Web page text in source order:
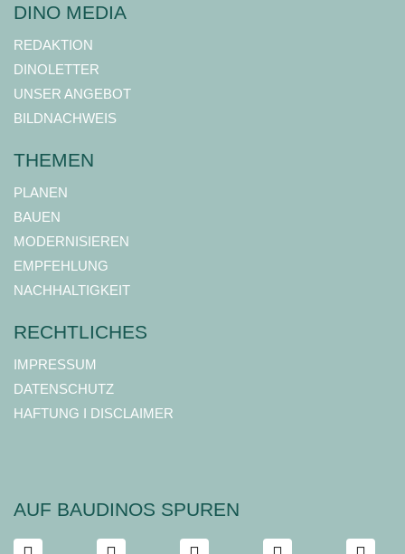
DINO MEDIA
REDAKTION
DINOLETTER
UNSER ANGEBOT
BILDNACHWEIS
THEMEN
PLANEN
BAUEN
MODERNISIEREN
EMPFEHLUNG
NACHHALTIGKEIT
RECHTLICHES
IMPRESSUM
DATENSCHUTZ
HAFTUNG I DISCLAIMER
AUF BAUDINOS SPUREN